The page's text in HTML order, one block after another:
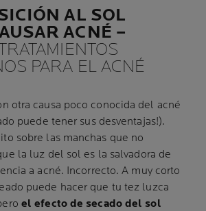
AL SOL
ACNÉ –
PARA EL ACNÉ
otra causa poco conocida del acné
puede tener sus desventajas!).
sobre las manchas que no
la luz del sol es la salvadora de
a acné. Incorrecto. A muy corto
puede hacer que tu tez luzca
el efecto de secado del sol